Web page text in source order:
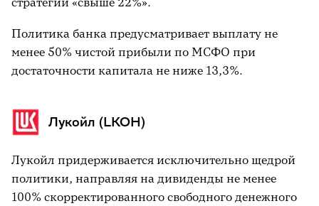
Политика банка предусматривает выплату не
менее 50% чистой прибыли по МСФО при
достаточности капитала не ниже 13,3%.
Лукойл (LKOH)
Лукойл придерживается исключительно щедрой
политики, направляя на дивиденды не менее
100% скорректированного свободного денежного